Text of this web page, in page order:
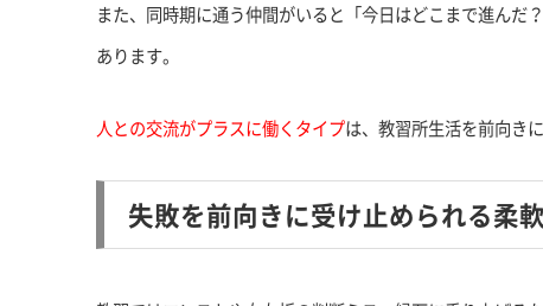
また、同時期に通う仲間がいると「今日はどこまで進ん
あります。
人との交流がプラスに働くタイプは、教習所生活を前向き
失敗を前向きに受け止められる柔